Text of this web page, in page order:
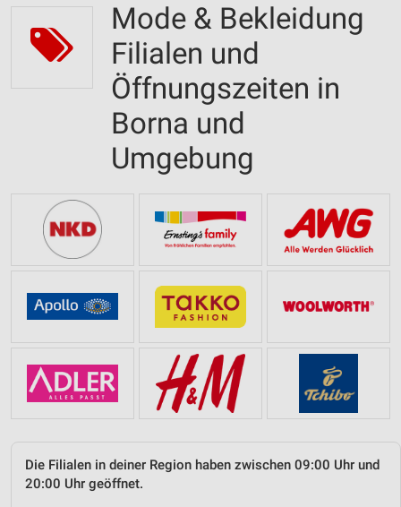
Mode & Bekleidung
Filialen und
Öffnungszeiten in
Borna und
Umgebung
Die Filialen in deiner Region haben zwischen 09:00 Uhr und
20:00 Uhr geöffnet.